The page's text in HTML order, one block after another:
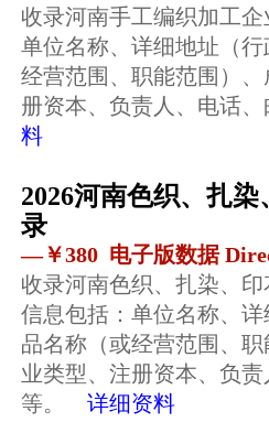
收录河南手工编织加工
单位名称、详细地址（
经营范围、职能范围）
册资本、负责人、电话
料
2026河南色织、扎
录
—￥380 电子版数据
收录河南色织、扎染、
信息包括：单位名称、
品名称（或经营范围、
业类型、注册资本、负
等。
详细资料